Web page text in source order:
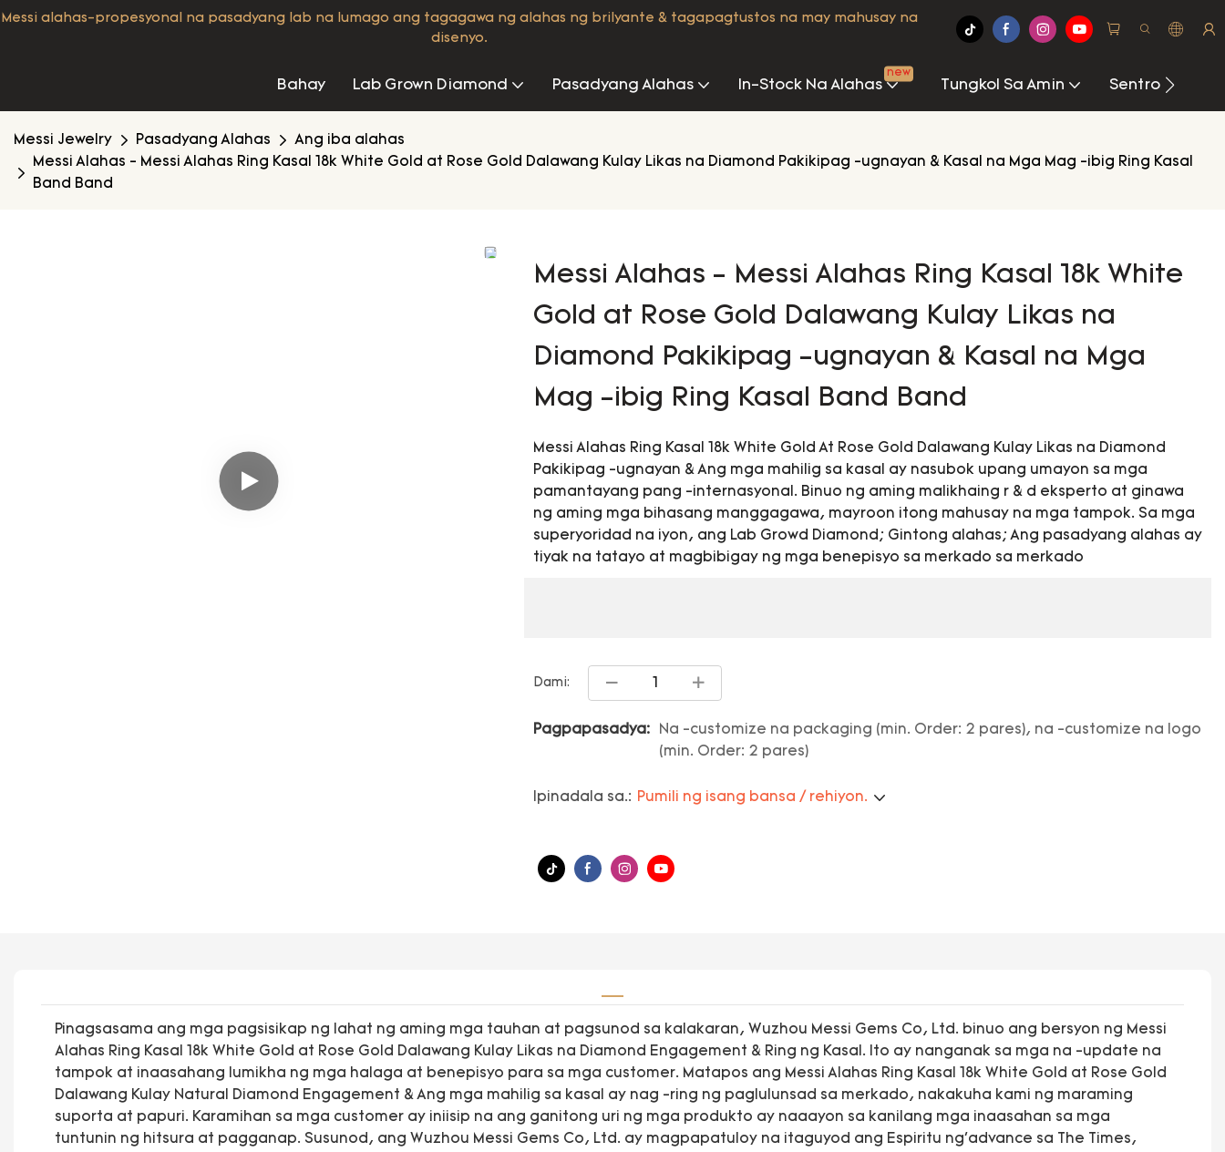
Messi alahas-propesyonal na pasadyang lab na lumago ang tagagawa ng alahas ng brilyante & tagapagtustos na may mahusay na
disenyo.
Bahay Lab Grown Diamond Pasadyang Alahas In-Stock Na Alahas
new
Tungkol Sa Amin Sentro Ng
Messi Jewelry Pasadyang Alahas
Ang iba alahas
Messi Alahas - Messi Alahas Ring Kasal 18k White Gold at Rose Gold Dalawang Kulay Likas na Diamond Pakikipag -ugnayan & Kasal na Mga Mag -ibig Ring Kasal
Band Band
Messi Alahas - Messi Alahas Ring Kasal 18k White
Gold at Rose Gold Dalawang Kulay Likas na
Diamond Pakikipag -ugnayan & Kasal na Mga
Mag -ibig Ring Kasal Band Band
Messi Alahas Ring Kasal 18k White Gold At Rose Gold Dalawang Kulay Likas na Diamond
Pakikipag -ugnayan & Ang mga mahilig sa kasal ay nasubok upang umayon sa mga
pamantayang pang -internasyonal. Binuo ng aming malikhaing r & d eksperto at ginawa
ng aming mga bihasang manggagawa, mayroon itong mahusay na mga tampok. Sa mga
superyoridad na iyon, ang Lab Growd Diamond; Gintong alahas; Ang pasadyang alahas ay
tiyak na tatayo at magbibigay ng mga benepisyo sa merkado sa merkado
Dami:
Pagpapasadya:
Na -customize na packaging (min. Order: 2 pares), na -customize na logo
(min. Order: 2 pares)
Ipinadala sa.: Pumili ng isang bansa / rehiyon.
Pinagsasama ang mga pagsisikap ng lahat ng aming mga tauhan at pagsunod sa kalakaran, Wuzhou Messi Gems Co, Ltd. binuo ang bersyon ng Messi
Alahas Ring Kasal 18k White Gold at Rose Gold Dalawang Kulay Likas na Diamond Engagement & Ring ng Kasal. Ito ay nanganak sa mga na -update na
tampok at inaasahang lumikha ng mga halaga at benepisyo para sa mga customer. Matapos ang Messi Alahas Ring Kasal 18k White Gold at Rose Gold
Dalawang Kulay Natural Diamond Engagement & Ang mga mahilig sa kasal ay nag -ring ng paglulunsad sa merkado, nakakuha kami ng maraming
suporta at papuri. Karamihan sa mga customer ay iniisip na ang ganitong uri ng mga produkto ay naaayon sa kanilang mga inaasahan sa mga
tuntunin ng hitsura at pagganap. Susunod, ang Wuzhou Messi Gems Co, Ltd. ay magpapatuloy na itaguyod ang Espiritu ng'advance sa The Times,